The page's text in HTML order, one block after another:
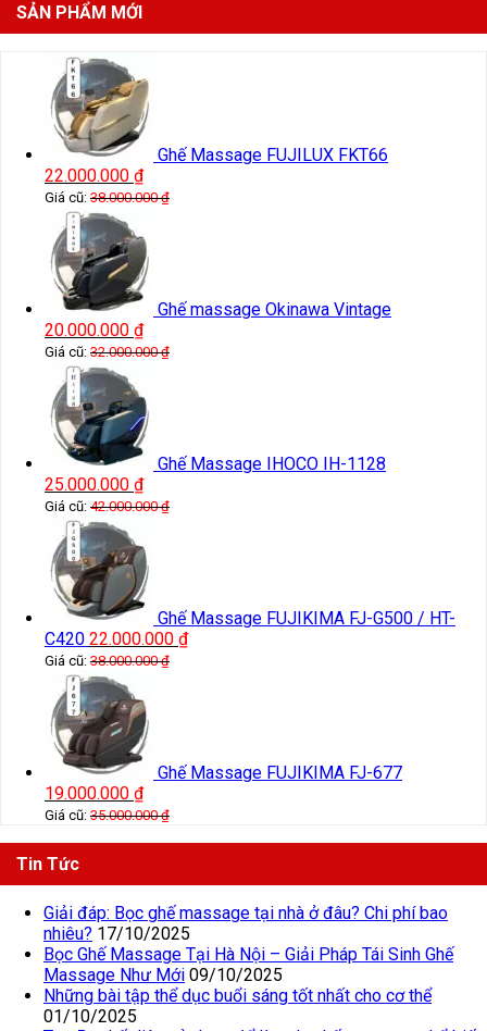
SẢN PHẨM MỚI
Ghế Massage FUJILUX FKT66
22.000.000 ₫
Giá cũ: 38.000.000₫
Ghế massage Okinawa Vintage
20.000.000 ₫
Giá cũ: 32.000.000₫
Ghế Massage IHOCO IH-1128
25.000.000 ₫
Giá cũ: 42.000.000₫
Ghế Massage FUJIKIMA FJ-G500 / HT-
C420 22.000.000 ₫
Giá cũ: 38.000.000₫
Ghế Massage FUJIKIMA FJ-677
19.000.000 ₫
Giá cũ: 35.000.000₫
Tin Tức
Giải đáp: Bọc ghế massage tại nhà ở đâu? Chi phí bao
nhiêu? 17/10/2025
Bọc Ghế Massage Tại Hà Nội – Giải Pháp Tái Sinh Ghế
Massage Như Mới 09/10/2025
Những bài tập thể dục buổi sáng tốt nhất cho cơ thể
01/10/2025